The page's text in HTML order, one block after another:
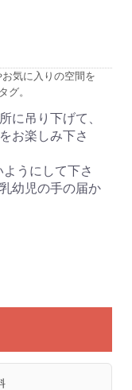
気に入りの空間を
グ。
に吊り下げて、
お楽しみ下さ
うにして下さ
幼児の手の届か